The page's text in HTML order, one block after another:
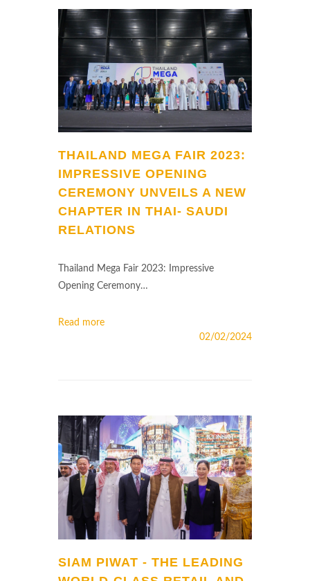
THAILAND MEGA FAIR 2023:
IMPRESSIVE OPENING
CEREMONY UNVEILS A NEW
CHAPTER IN THAI- SAUDI
RELATIONS
Thailand Mega Fair 2023: Impressive
Opening Ceremony…
Read more
02/02/2024
SIAM PIWAT - THE LEADING